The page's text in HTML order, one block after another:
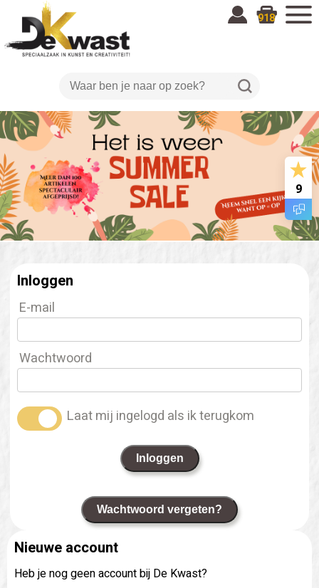
918
9
Inloggen
E-mail
Wachtwoord
Laat mij ingelogd als ik terugkom
Inloggen
Wachtwoord vergeten?
Nieuwe account
Heb je nog geen account bij De Kwast?